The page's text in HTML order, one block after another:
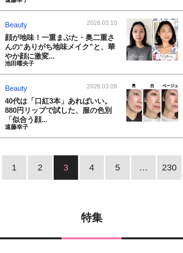
Beauty 2026.03.10
顔が地味！一重まぶた・奥二重さ
んの“ありがち地味メイク”と、華
やか顔に激変...
池田曜央子
Beauty 2026.03.09
40代は「口紅3本」あればいい。
880円リップで試した、服の色別
「似合う顔...
遠藤幸子
1 2 3 4 5 … 230
特集